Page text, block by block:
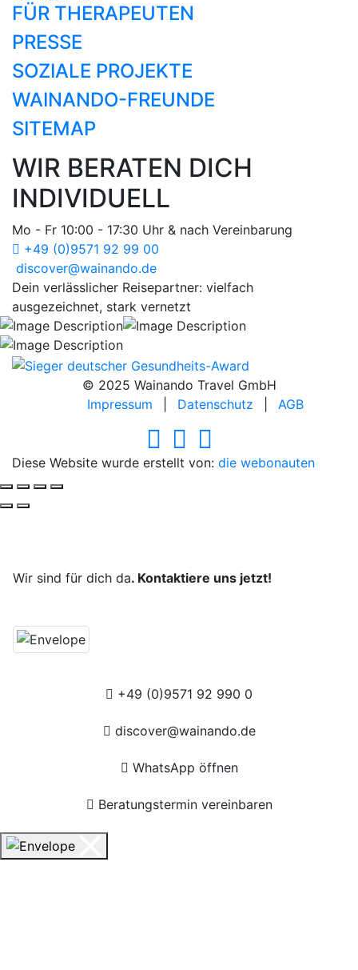
FÜR THERAPEUTEN
PRESSE
SOZIALE PROJEKTE
WAINANDO-FREUNDE
SITEMAP
WIR BERATEN DICH
INDIVIDUELL
Mo - Fr 10:00 - 17:30 Uhr & nach Vereinbarung
+49 (0)9571 92 99 00
discover@wainando.de
Dein verlässlicher Reisepartner: vielfach
ausgezeichnet, stark vernetzt
© 2025 Wainando Travel GmbH
Impressum
Datenschutz AGB
Diese Website wurde erstellt von: die webonauten
Wir sind für dich da. Kontaktiere uns jetzt!
+49 (0)9571 92 990 0
discover@wainando.de
WhatsApp öffnen
Beratungstermin vereinbaren